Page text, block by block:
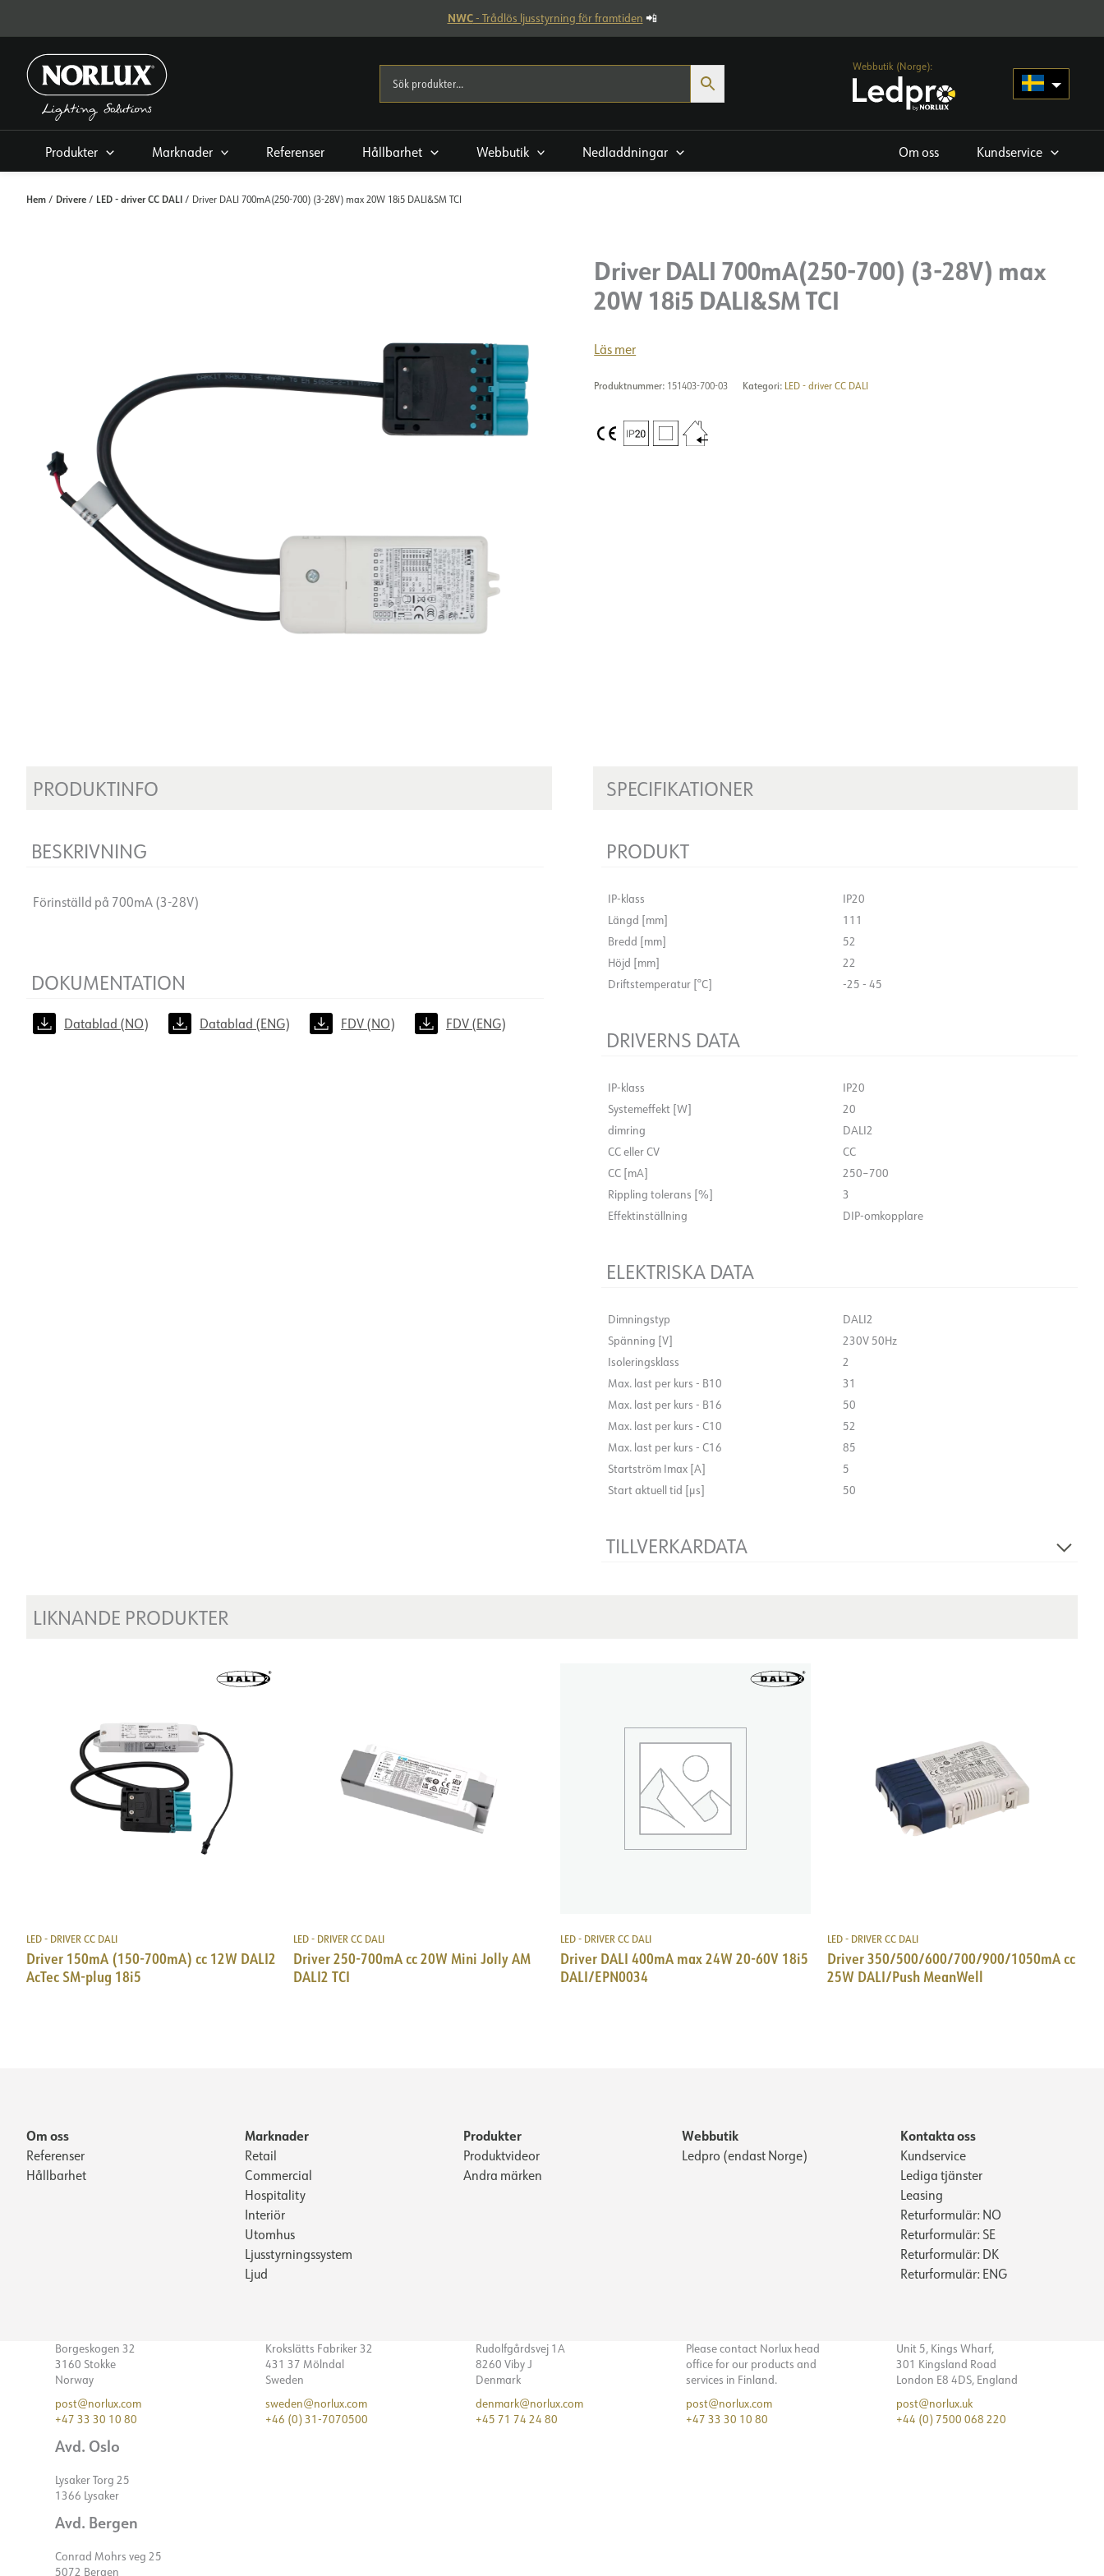
innehållet
NWC- Trådlös ljusstyrning för framtiden 📲
Webbutik (Norge):
Produkter Marknader Referenser Hållbarhet Webbutik Nedladdningar Om oss Kundservice
Hem / Drivere / LED - driver CC DALI / Driver DALI 700mA(250-700) (3-28V) max 20W 18i5 DALI&SM TCI
Driver DALI 700mA(250-700) (3-28V) max
20W 18i5 DALI&SM TCI
Läs mer
Produktnummer: 151403-700-03 Kategori: LED - driver CC DALI
PRODUKTINFO
BESKRIVNING
Förinställd på 700mA (3-28V)
DOKUMENTATION
Datablad (NO) Datablad (ENG) FDV (NO) FDV (ENG)
SPECIFIKATIONER
PRODUKT
IP-klass
IP20
Längd [mm]
111
Bredd [mm]
52
Höjd [mm]
22
Driftstemperatur [°C]
-25 - 45
DRIVERNS DATA
IP-klass
IP20
Systemeffekt [W]
20
dimring
DALI2
CC eller CV
CC
CC [mA]
250–700
Rippling tolerans [%]
3
Effektinställning
DIP-omkopplare
ELEKTRISKA DATA
Dimningstyp
DALI2
Spänning [V]
230V 50Hz
Isoleringsklass
2
Max. last per kurs - B10
31
Max. last per kurs - B16
50
Max. last per kurs - C10
52
Max. last per kurs - C16
85
Startström Imax [A]
5
Start aktuell tid [µs]
50
TILLVERKARDATA
LIKNANDE PRODUKTER
LED - DRIVER CC DALI
Driver 150mA (150-700mA) cc 12W DALI2
AcTec SM-plug 18i5
LED - DRIVER CC DALI
Driver 250-700mA cc 20W Mini Jolly AM
DALI2 TCI
LED - DRIVER CC DALI
Driver DALI 400mA max 24W 20-60V 18i5
DALI/EPN0034
LED - DRIVER CC DALI
Driver 350/500/600/700/900/1050mA cc
25W DALI/Push MeanWell
Om oss
Referenser
Hållbarhet
Marknader
Retail
Commercial
Hospitality
Interiör
Utomhus
Ljusstyrningssystem
Ljud
Produkter
Produktvideor
Andra märken
Webbutik
Ledpro (endast Norge)
Kontakta oss
Kundservice
Lediga tjänster
Leasing
Returformulär: NO
Returformulär: SE
Returformulär: DK
Returformulär: ENG
Borgeskogen 32
3160 Stokke
Norway
post@norlux.com
+47 33 30 10 80
Avd. Oslo
Lysaker Torg 25
1366 Lysaker
Avd. Bergen
Conrad Mohrs veg 25
5072 Bergen
Krokslätts Fabriker 32
431 37 Mölndal
Sweden
sweden@norlux.com
+46 (0) 31-7070500
Rudolfgårdsvej 1A
8260 Viby J
Denmark
denmark@norlux.com
+45 71 74 24 80
Please contact Norlux head
office for our products and
services in Finland.
post@norlux.com
+47 33 30 10 80
Unit 5, Kings Wharf,
301 Kingsland Road
London E8 4DS, England
post@norlux.uk
+44 (0) 7500 068 220